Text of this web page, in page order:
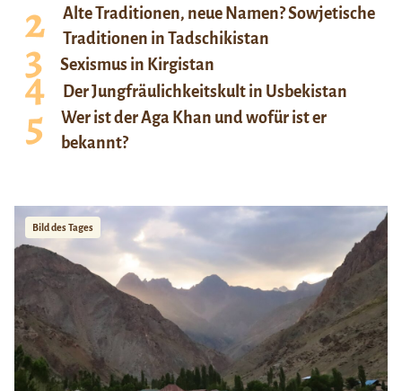
Alte Traditionen, neue Namen? Sowjetische
Traditionen in Tadschikistan
Sexismus in Kirgistan
Der Jungfräulichkeitskult in Usbekistan
Wer ist der Aga Khan und wofür ist er
bekannt?
Bild des Tages